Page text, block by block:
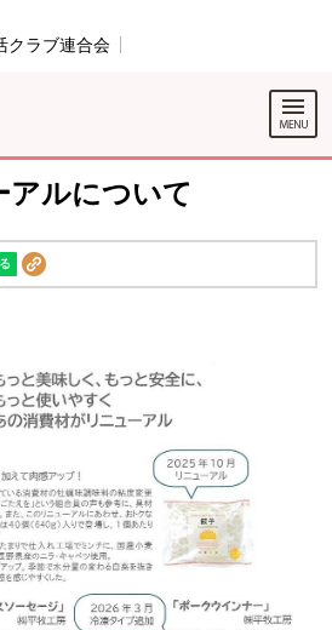
クラブ連合会
ューです。
キップする
まで。
アルについて